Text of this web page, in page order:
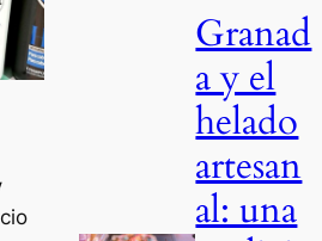
Granad
a y el
helado
artesan
al: una